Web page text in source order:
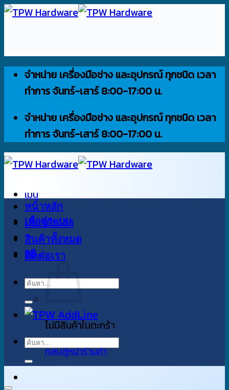
ข้าม
เนื้อหา
จำหน่าย เครื่องมือช่าง และอุปกรณ์ ทุกชนิด เวลา
ทำการ จันทร์-เสาร์ 8:00-17:00 น.
จำหน่าย เครื่องมือช่าง และอุปกรณ์ ทุกชนิด เวลา
ทำการ จันทร์-เสาร์ 8:00-17:00 น.
เมนู
เข้าสู่ระบบ
0฿
ไม่มีสินค้าในตะกร้า
กลับสู่หน้าร้านค้า
หน้าหลัก
เกี่ยวกับเรา
สินค้าทั้งหมด
ติดต่อเรา
ค้นหา:
ค้นหา: